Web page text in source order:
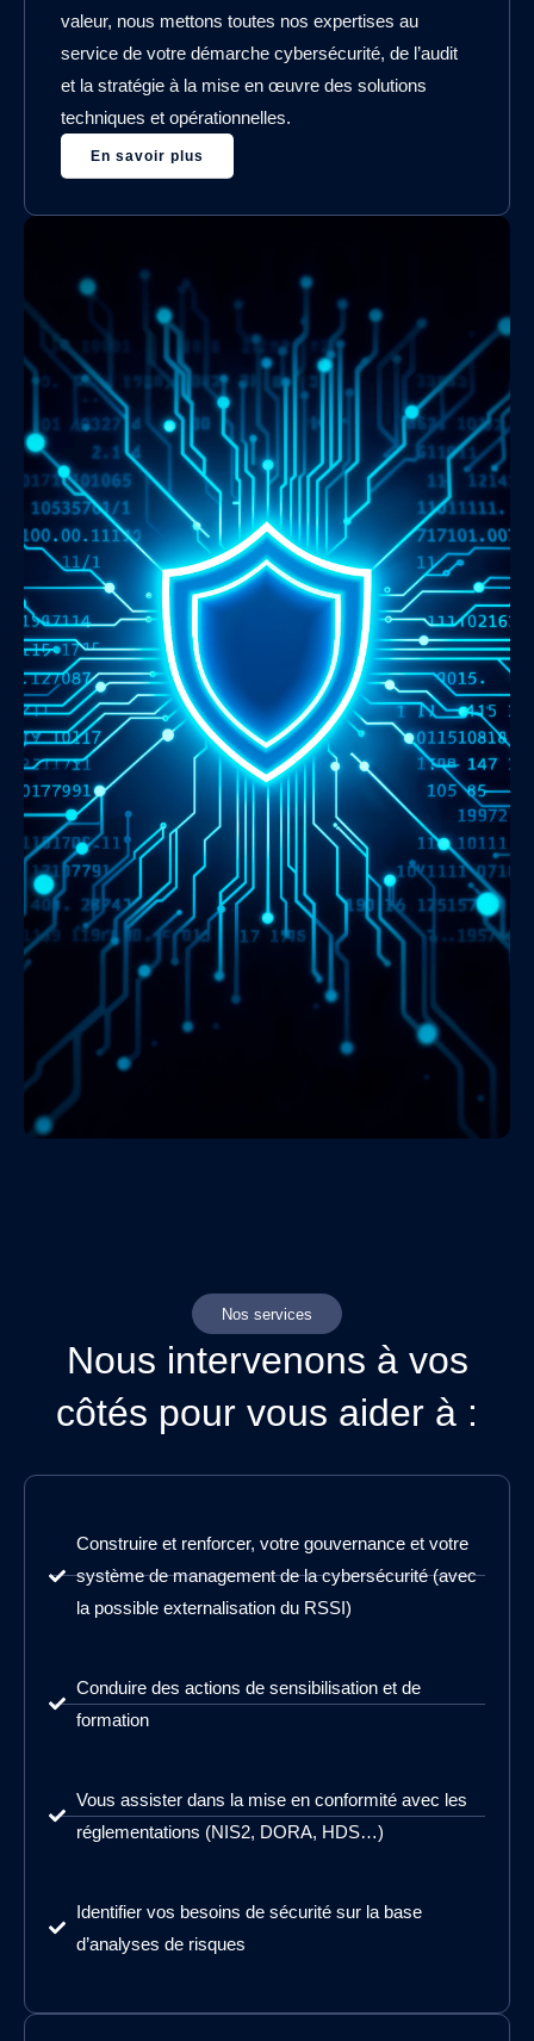
valeur, nous mettons toutes nos expertises au
service de votre démarche cybersécurité, de l’audit
et la stratégie à la mise en œuvre des solutions
techniques et opérationnelles.
En savoir plus
Nos services
Nous intervenons à vos
côtés pour vous aider à :
Construire et renforcer, votre gouvernance et votre
système de management de la cybersécurité (avec
la possible externalisation du RSSI)
Conduire des actions de sensibilisation et de
formation
Vous assister dans la mise en conformité avec les
réglementations (NIS2, DORA, HDS…)
Identifier vos besoins de sécurité sur la base
d’analyses de risques